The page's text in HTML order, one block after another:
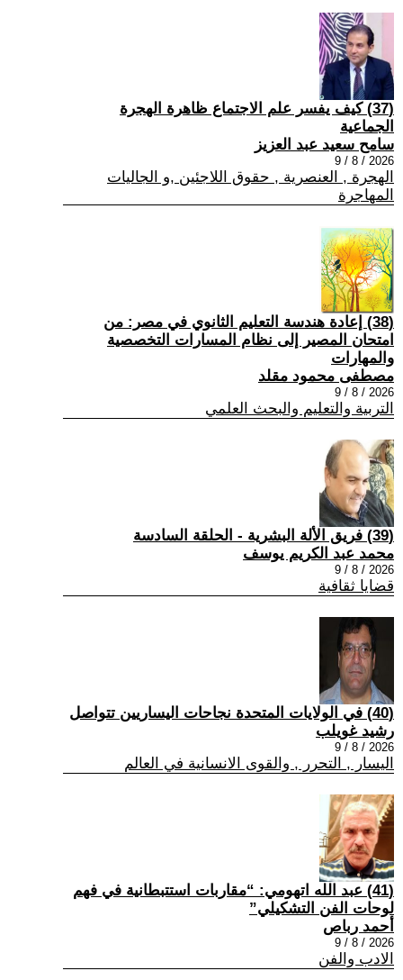
(37) كيف يفسر علم الاجتماع ظاهرة الهجرة
الجماعية
سامح سعيد عبد العزيز
2026 / 8 / 9
الهجرة , العنصرية , حقوق اللاجئين ,و الجاليات
المهاجرة
(38) إعادة هندسة التعليم الثانوي في مصر: من
امتحان المصير إلى نظام المسارات التخصصية
والمهارات
مصطفى محمود مقلد
2026 / 8 / 9
التربية والتعليم والبحث العلمي
(39) فريق الألة البشرية - الحلقة السادسة
محمد عبد الكريم يوسف
2026 / 8 / 9
قضايا ثقافية
(40) في الولايات المتحدة نجاحات اليساريين تتواصل
رشيد غويلب
2026 / 8 / 9
اليسار , التحرر , والقوى الانسانية في العالم
(41) عبد الله اتهومي: “مقاربات استتبطانية في فهم
لوحات الفن التشكيلي”
أحمد رباص
2026 / 8 / 9
الادب والفن